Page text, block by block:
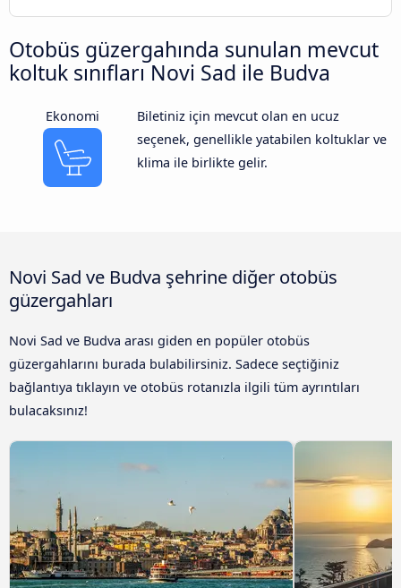
Otobüs güzergahında sunulan mevcut
koltuk sınıfları Novi Sad ile Budva
Ekonomi
Biletiniz için mevcut olan en ucuz
seçenek, genellikle yatabilen koltuklar ve
klima ile birlikte gelir.
Novi Sad ve Budva şehrine diğer otobüs
güzergahları
Novi Sad ve Budva arası giden en popüler otobüs
güzergahlarını burada bulabilirsiniz. Sadece seçtiğiniz
bağlantıya tıklayın ve otobüs rotanızla ilgili tüm ayrıntıları
bulacaksınız!